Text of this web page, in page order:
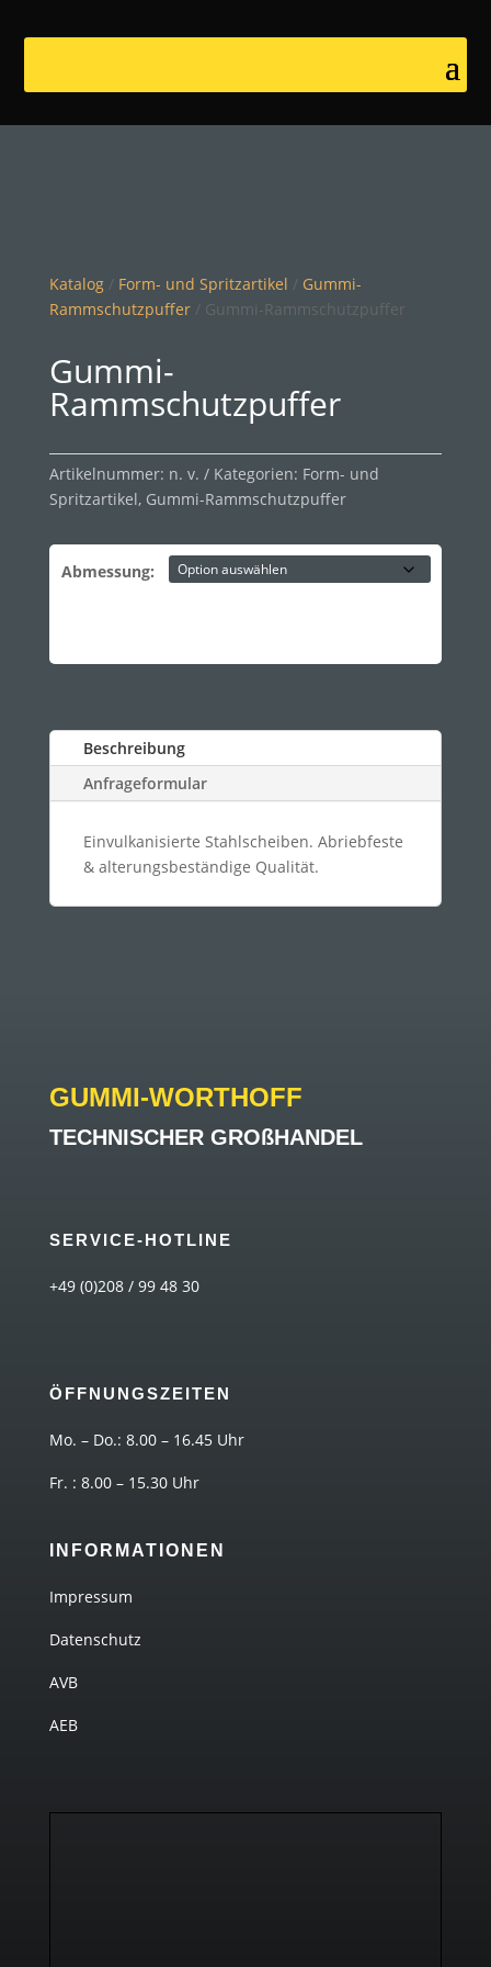
Katalog/ Form- und Spritzartikel / Gummi-
Rammschutzpuffer/ Gummi-Rammschutzpuffer
Gummi-
Rammschutzpuffer
Artikelnummer: n. v. Kategorien: Form- und
Spritzartikel, Gummi-Rammschutzpuffer
Abmessung:
Beschreibung
Anfrageformular
Einvulkanisierte Stahlscheiben. Abriebfeste
& alterungsbeständige Qualität.
GUMMI-WORTHOFF
TECHNISCHER GROßHANDEL
SERVICE-HOTLINE
+49 (0)208 / 99 48 30
ÖFFNUNGSZEITEN
Mo. – Do.: 8.00 – 16.45 Uhr
Fr. : 8.00 – 15.30 Uhr
INFORMATIONEN
Impressum
Datenschutz
AVB
AEB